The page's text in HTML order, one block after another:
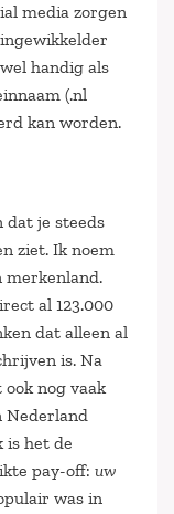
media zorgen
handig als
(.nl
kan worden.
dat je steeds
ziet. Ik noem
merkenland.
al 123.000
dat alleen al
is. Na
nog vaak
Nederland
is het de
pay-off: uw
was in